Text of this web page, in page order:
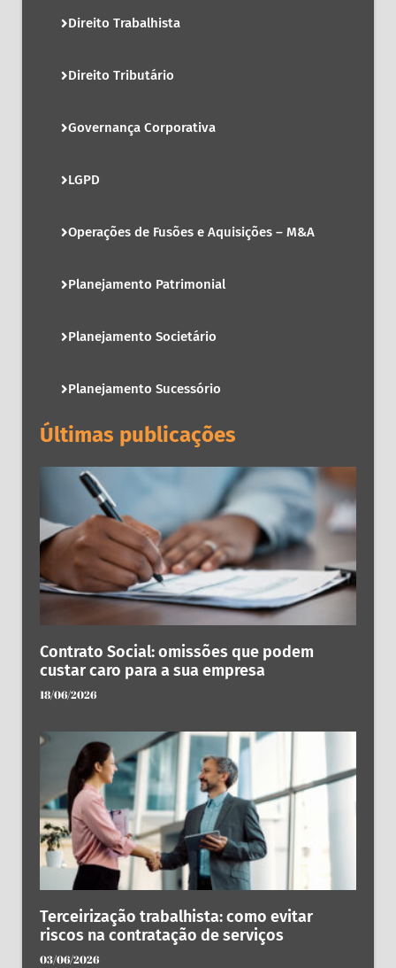
Direito Trabalhista
Direito Tributário
Governança Corporativa
LGPD
Operações de Fusões e Aquisições – M&A
Planejamento Patrimonial
Planejamento Societário
Planejamento Sucessório
Últimas publicações
Contrato Social: omissões que podem
custar caro para a sua empresa
18/06/2026
Terceirização trabalhista: como evitar
riscos na contratação de serviços
03/06/2026